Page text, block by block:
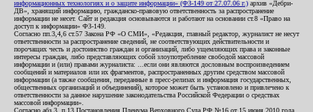
информационных технологиях и о защите информации» (ФЗ-149 от 27.07.06 г.) архив «Дебри-
ДВ», хранящий информацию, гражданско-правовую ответственность за распространение
информации не несет. Сайт и редакция основываются и работают на основании ст.8 «Право на
доступ к информации» ФЗ-149.
Согласно пп.3,4,6 ст.57 Закона РФ «О СМИ», «Редакция, главный редактор, журналист не несут
ответственности за распространение сведений, не соответствующих действительности и
порочащих честь и достоинство граждан и организаций, либо ущемляющих права и законные
интересы граждан, либо представляющих собой злоупотребление свободой массовой
информации и (или) правами журналиста: ...если они являются дословным воспроизведением
сообщений и материалов или их фрагментов, распространенных другим средством массовой
информации (а также сообщения, переданные в пресс-релизах и информация государственных,
общественных организаций и объединений), которое может быть установлено и привлечено к
ответственности за данное нарушение законодательства Российской Федерации о средствах
массовой информации».
Согласно абз.3, п.13 Постановления Пленума Верховного Суда РФ №16 от 15 июня 2010 года